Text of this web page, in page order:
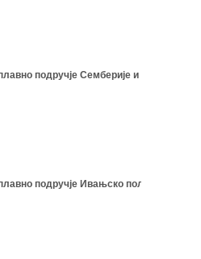
подручје Семберије и
подручје Ивањско поље: